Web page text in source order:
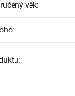
věk:
:
: